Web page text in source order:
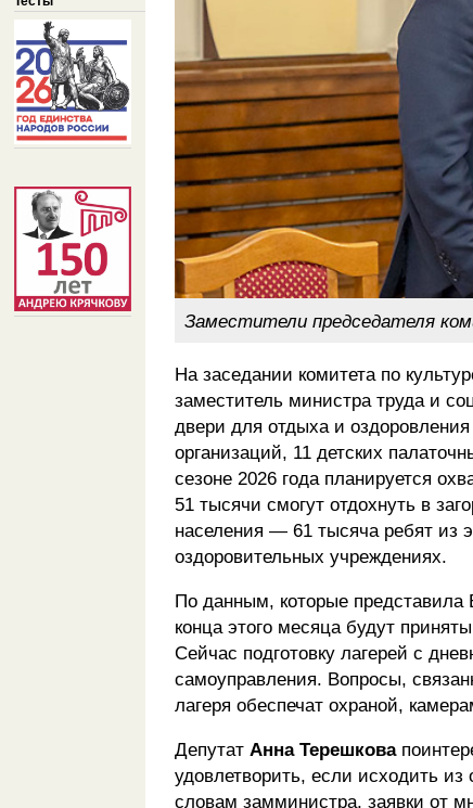
Заместители председателя
На заседании комитета по
заместитель министра труда и
двери для отдыха и
организаций, 11 детских
сезоне 2026 года планируется
51 тысячи смогут отдохнуть в
населения — 61 тысяча ребят из
оздоровительных учреждениях.
По данным, которые представила
конца этого месяца будут
Сейчас подготовку лагерей с
самоуправления. Вопросы,
лагеря обеспечат охраной,
Депутат Анна Терешкова
удовлетворить, если исходить
словам замминистра, заявки от